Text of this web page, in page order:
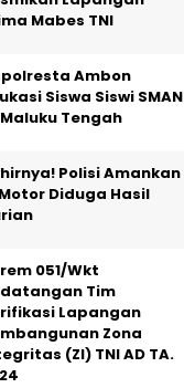
Mabes TNI
Ambon
Siswa Siswi SMAN
Maluku Tengah
Polisi Amankan
Motor Diduga Hasil
051/Wkt
Tim
Lapangan
Zona
(ZI) TNI AD TA.